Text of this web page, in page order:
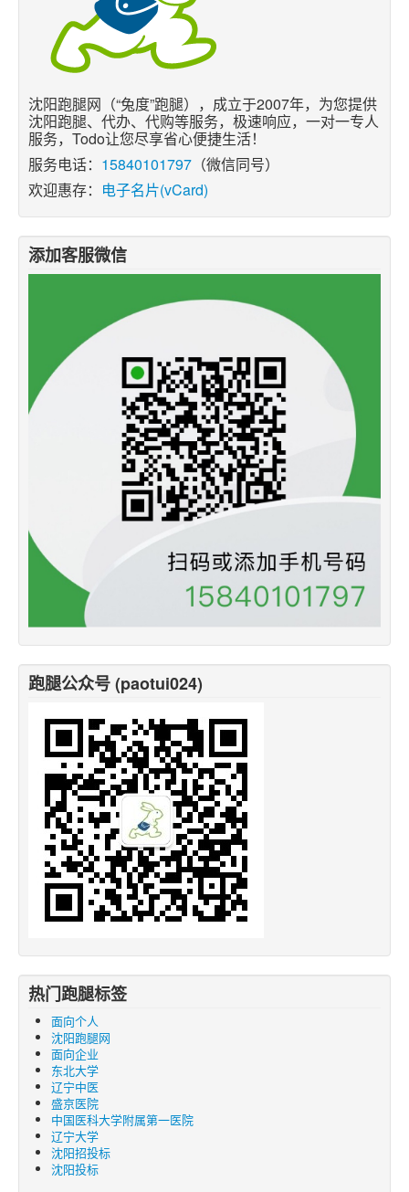
沈阳跑腿网（“兔度”跑腿），成立于2007年，为您提供
沈阳跑腿、代办、代购等服务，极速响应，一对一专人
服务，Todo让您尽享省心便捷生活！
服务电话： 15840101797 （微信同号）
欢迎惠存： 电子名片(vCard)
添加客服微信
跑腿公众号 (paotui024)
热门跑腿标签
面向个人
沈阳跑腿网
面向企业
东北大学
辽宁中医
盛京医院
中国医科大学附属第一医院
辽宁大学
沈阳招投标
沈阳投标